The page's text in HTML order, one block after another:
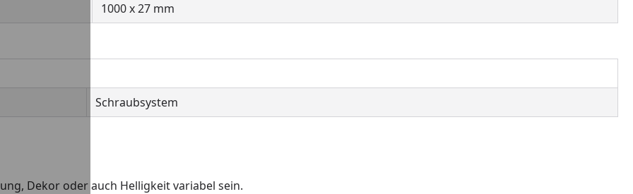
1000 x 27 mm
Schraubsystem
Dekor oder auch Helligkeit variabel sein.